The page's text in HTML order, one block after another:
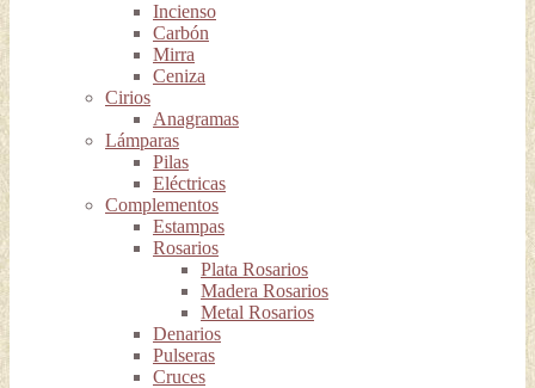
Incienso
Carbón
Mirra
Ceniza
Cirios
Anagramas
Lámparas
Pilas
Eléctricas
Complementos
Estampas
Rosarios
Plata Rosarios
Madera Rosarios
Metal Rosarios
Denarios
Pulseras
Cruces